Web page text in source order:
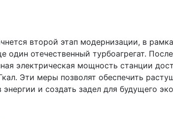
второй этап модернизации, в
один отечественный турбоагрегат.
электрическая мощность станции
Эти меры позволят обеспечить
энергии и создать задел для будущего